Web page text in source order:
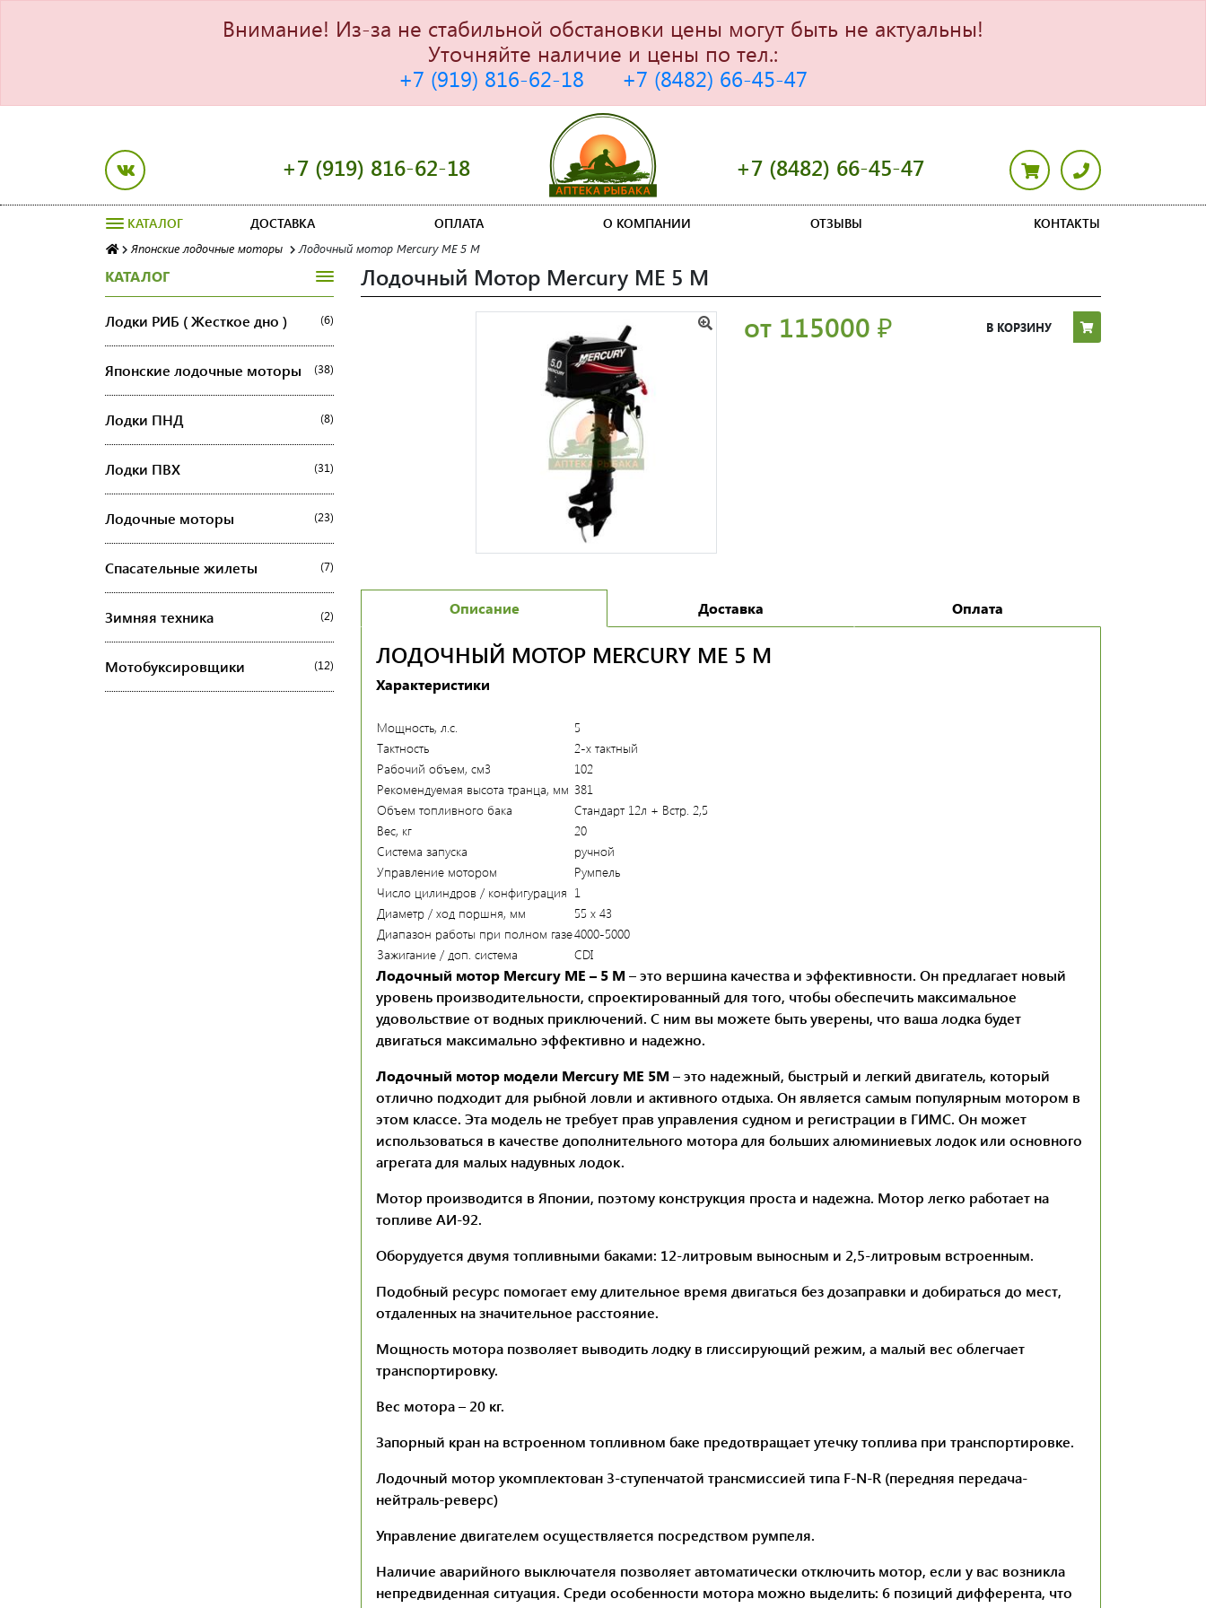
Внимание! Из-за не стабильной обстановки цены могут быть не актуальны!
Уточняйте наличие и цены по тел.:
+7 (919) 816-62-18
+7 (8482) 66-45-47
+7 (919) 816-62-18 +7 (8482) 66-45-47
КАТАЛОГ ДОСТАВКА ОПЛАТА О КОМПАНИИ ОТЗЫВЫ КОНТАКТЫ
Японские лодочные моторы Лодочный мотор Mercury ME 5 M
КАТАЛОГ
Лодки РИБ ( Жесткое дно ) (6)
Японские лодочные моторы (38)
Лодки ПНД (8)
Лодки ПВХ (31)
Лодочные моторы (23)
Спасательные жилеты (7)
Зимняя техника (2)
Мотобуксировщики (12)
Лодочный Мотор Mercury ME 5 M
от 115000₽ В КОРЗИНУ
Описание Доставка Оплата
ЛОДОЧНЫЙ МОТОР MERCURY ME 5 M
Характеристики
Мощность, л.с.
5
Тактность
2-х тактный
Рабочий объем, см3
102
Рекомендуемая высота транца, мм 381
Объем топливного бака
Стандарт 12л + Встр. 2,5
Вес, кг
20
Система запуска
ручной
Управление мотором
Румпель
Число цилиндров / конфигурация 1
Диаметр / ход поршня, мм
55 х 43
Диапазон работы при полном газе4000-5000
Зажигание / доп. система
CDI
Лодочный мотор Mercury ME – 5 M – это вершина качества и эффективности. Он предлагает новый
уровень производительности, спроектированный для того, чтобы обеспечить максимальное
удовольствие от водных приключений. С ним вы можете быть уверены, что ваша лодка будет
двигаться максимально эффективно и надежно.
Лодочный мотор модели Mercury ME 5M – это надежный, быстрый и легкий двигатель, который
отлично подходит для рыбной ловли и активного отдыха. Он является самым популярным мотором в
этом классе. Эта модель не требует прав управления судном и регистрации в ГИМС. Он может
использоваться в качестве дополнительного мотора для больших алюминиевых лодок или основного
агрегата для малых надувных лодок.
Мотор производится в Японии, поэтому конструкция проста и надежна. Мотор легко работает на
топливе АИ-92.
Оборудуется двумя топливными баками: 12-литровым выносным и 2,5-литровым встроенным.
Подобный ресурс помогает ему длительное время двигаться без дозаправки и добираться до мест,
отдаленных на значительное расстояние.
Мощность мотора позволяет выводить лодку в глиссирующий режим, а малый вес облегчает
транспортировку.
Вес мотора – 20 кг.
Запорный кран на встроенном топливном баке предотвращает утечку топлива при транспортировке.
Лодочный мотор укомплектован 3-ступенчатой трансмиссией типа F-N-R (передняя передача-
нейтраль-реверс)
Управление двигателем осуществляется посредством румпеля.
Наличие аварийного выключателя позволяет автоматически отключить мотор, если у вас возникла
непредвиденная ситуация. Среди особенности мотора можно выделить: 6 позиций дифферента, что